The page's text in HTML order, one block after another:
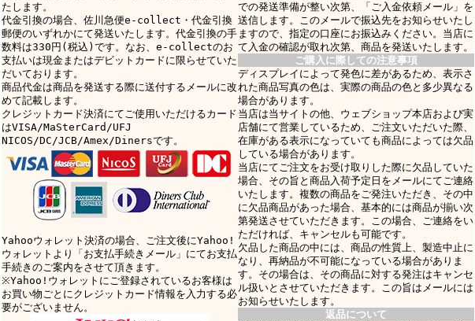
たします。
代金引換の場合、佐川急便e-collect・代金引換
郵便のいずれかにて発送いたします。代金引換の手
数料は330円(税込)です。なお、e-collectのお
支払いは現金またはデビットカードに限らせていた
だいております。
商品代金は商品を発送する際に送付するメールに改
めて記載します。
クレジットカード決済にてご使用いただけるカード
はVISA/MaSterCard/UFJ
NICOS/DC/JCB/Amex/Dinersです。
Yahooウォレット決済の場合、ご注文後にYahoo!
ウォレットより「お支払手続きメール」にてお支払
手続きのご案内をさせて頂きます。
※Yahoo!ウォレットにご登録されているお客様は
お買い物ごとにクレジットカード情報を入力する必
要がございません。
での発送準備が整い次第、「ご入金依頼メール」を
送信します。このメールで振込先をお知らせいたし
ますので、指定の口座にお振込みください。当店に
て入金の確認が取れ次第、商品を発送いたします。
ご購入に際しての注意事項
ディスプレイによって発色に差があるため、表示さ
れた商品写真の色は、実際の商品の色と多少異なる
場合があります。
当店は当サイトの他、ウェブショップ本店および実
店舗にて営業しているため、ご注文いただいた際、
在庫がある表示になっていても商品によっては欠品
している場合があります。
当店にてご注文をお受け取りした際に欠品していた
場合、その旨と商品入荷予定日をメールにてご連絡
いたします。複数の商品をご発注いただき、その中
に欠品商品があった場合、基本的には商品が揃い次
第発送させていただきます。この場合、ご連絡をい
ただければ、キャンセルも可能です。
欠品した商品の中には、商品の性質上、製造中止に
なり、再納品が不可能になっている場合がありま
す。その場合は、その商品に対する発注はキャンセ
ル扱いとさせていただきます。この旨はメールには
お知らせいたします。
返品について